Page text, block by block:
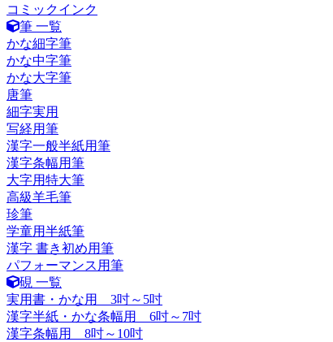
コミックインク
筆 一覧
かな細字筆
かな中字筆
かな大字筆
唐筆
細字実用
写経用筆
漢字一般半紙用筆
漢字条幅用筆
大字用特大筆
高級羊毛筆
珍筆
学童用半紙筆
漢字 書き初め用筆
パフォーマンス用筆
硯 一覧
実用書・かな用 3吋～5吋
漢字半紙・かな条幅用 6吋～7吋
漢字条幅用 8吋～10吋